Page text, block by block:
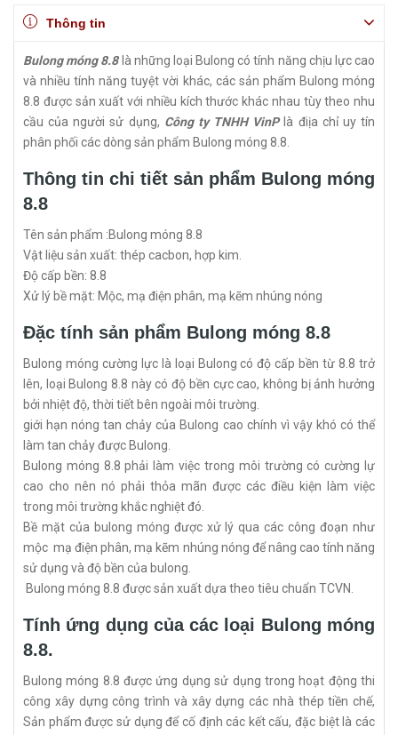
Thông tin
Bulong móng 8.8là những loại Bulong có tính năng chịu lực cao
và nhiều tính năng tuyệt vời khác, các sản phẩm Bulong móng
8.8 được sản xuất với nhiều kích thước khác nhau tùy theo nhu
cầu của người sử dụng, Công ty TNHH VinPlà điịa chỉ uy tín
phân phối các dòng sản phẩm Bulong móng 8.8.
Thông tin chi tiết sản phẩm Bulong móng
8.8
Tên sản phẩm :Bulong móng 8.8
Vật liệu sản xuất: thép cacbon, hợp kim.
Độ cấp bền: 8.8
Xử lý bề mặt: Mộc, mạ điện phân, mạ kẽm nhúng nóng
Đặc tính sản phẩm Bulong móng 8.8
Bulong móng cường lực là loại Bulong có độ cấp bền từ 8.8 trở
lên, loại Bulong 8.8 này có độ bền cực cao, không bị ảnh hưởng
bởi nhiệt độ, thời tiết bên ngoài môi trường.
giới hạn nóng tan chảy của Bulong cao chính vì vậy khó có thể
làm tan chảy được Bulong.
Bulong móng 8.8 phải làm việc trong môi trường có cường lự
cao cho nên nó phải thỏa mãn được các điều kiện làm việc
trong môi trường khắc nghiệt đó.
Bề mặt của bulong móng được xử lý qua các công đoạn như
mộc mạ điện phân, mạ kẽm nhúng nóng để nâng cao tính năng
sử dụng và độ bền của bulong.
Bulong móng 8.8 được sản xuất dựa theo tiêu chuẩn TCVN.
Tính ứng dụng của các loại Bulong móng
8.8.
Bulong móng 8.8 được ứng dụng sử dụng trong hoạt động thi
công xây dựng công trình và xây dựng các nhà thép tiền chế,
Sản phẩm được sử dụng để cố định các kết cấu, đặc biệt là các